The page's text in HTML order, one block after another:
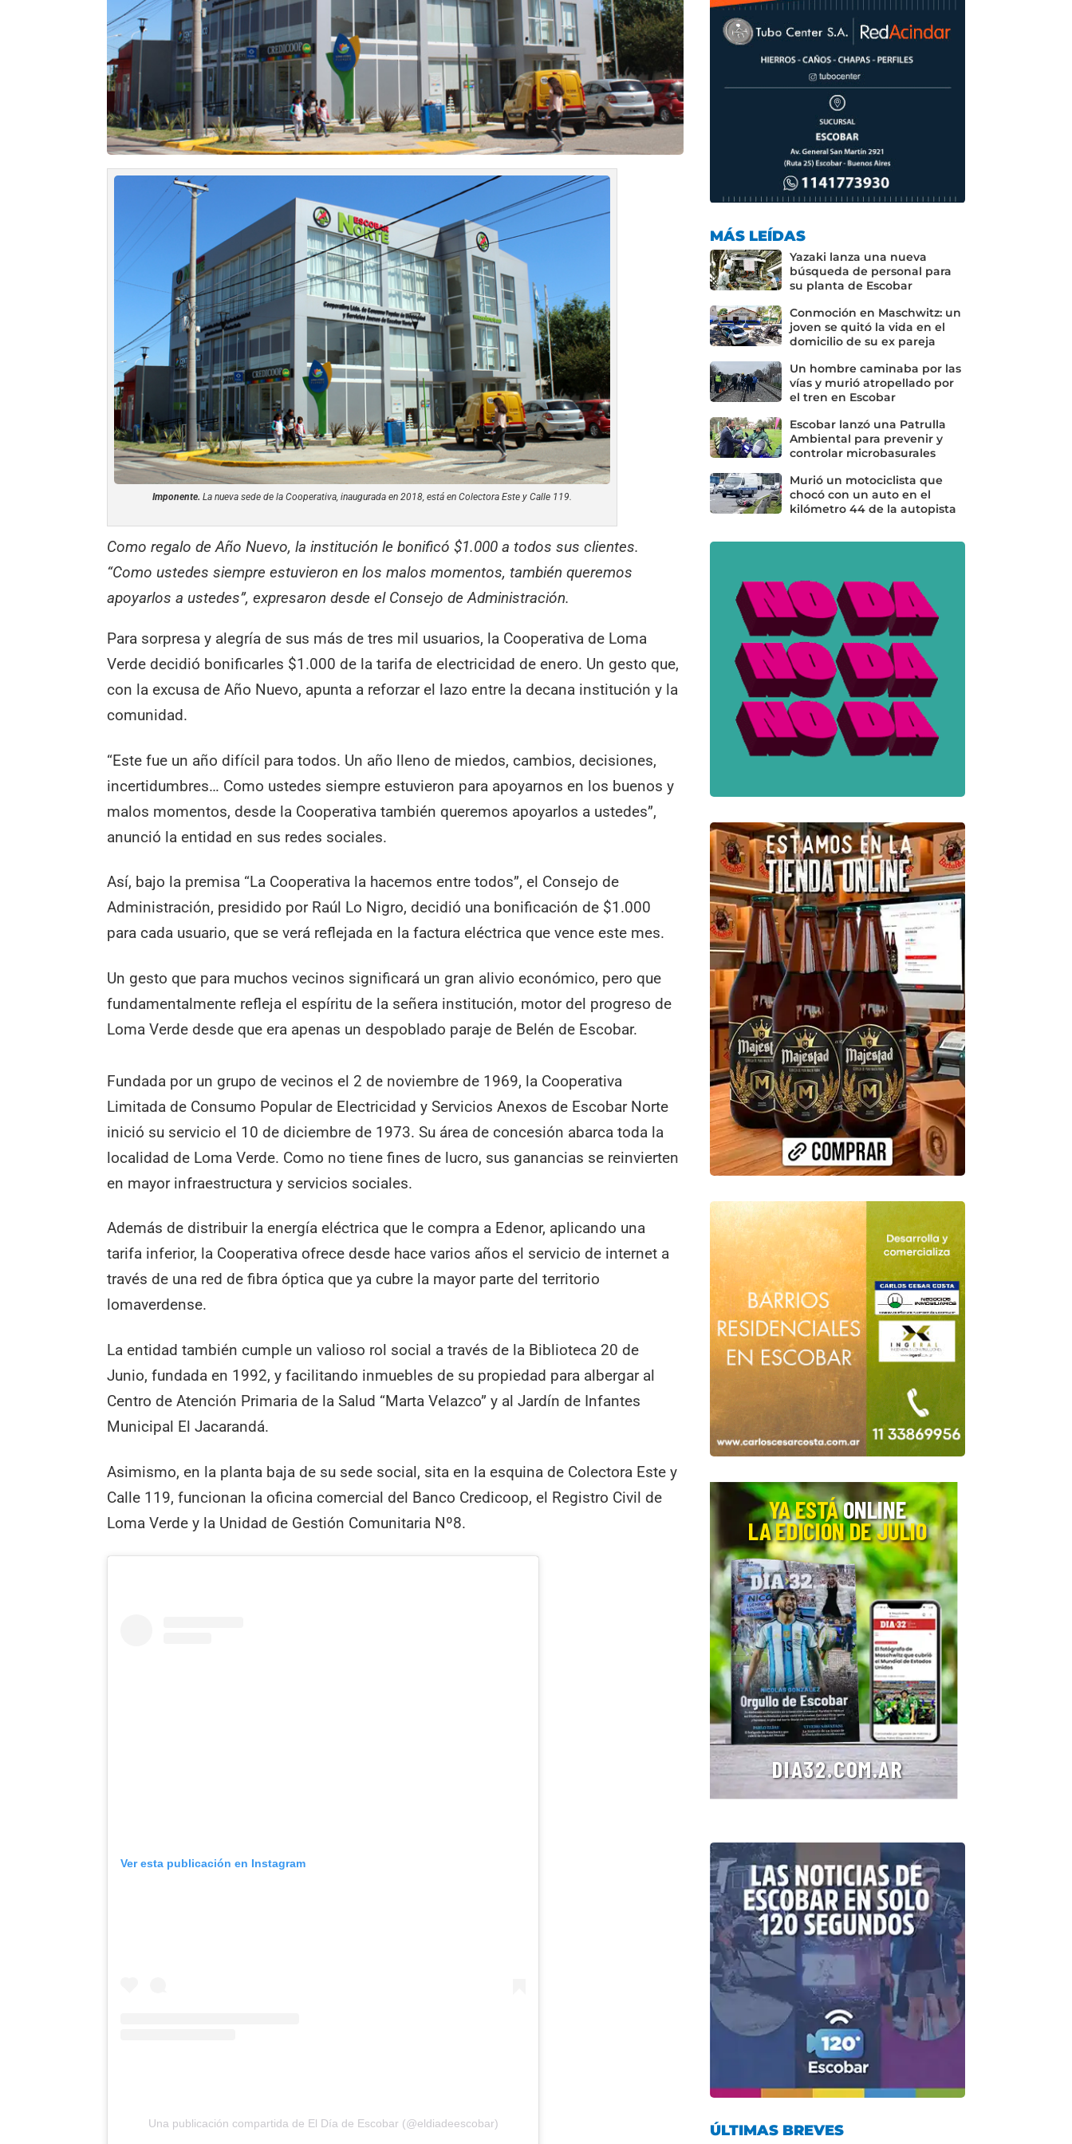
Imponente. La nueva sede de la Cooperativa, inaugurada en 2018, está en Colectora Este y Calle 119.
Como regalo de Año Nuevo, la institución le bonificó $1.000 a todos sus clientes.
“Como ustedes siempre estuvieron en los malos momentos, también queremos
apoyarlos a ustedes”, expresaron desde el Consejo de Administración.
Para sorpresa y alegría de sus más de tres mil usuarios, la Cooperativa de Loma
Verde decidió bonificarles $1.000 de la tarifa de electricidad de enero. Un gesto que,
con la excusa de Año Nuevo, apunta a reforzar el lazo entre la decana institución y la
comunidad.
“Este fue un año difícil para todos. Un año lleno de miedos, cambios, decisiones,
incertidumbres… Como ustedes siempre estuvieron para apoyarnos en los buenos y
malos momentos, desde la Cooperativa también queremos apoyarlos a ustedes”,
anunció la entidad en sus redes sociales.
Así, bajo la premisa “La Cooperativa la hacemos entre todos”, el Consejo de
Administración, presidido por Raúl Lo Nigro, decidió una bonificación de $1.000
para cada usuario, que se verá reflejada en la factura eléctrica que vence este mes.
Un gesto que para muchos vecinos significará un gran alivio económico, pero que
fundamentalmente refleja el espíritu de la señera institución, motor del progreso de
Loma Verde desde que era apenas un despoblado paraje de Belén de Escobar.
Fundada por un grupo de vecinos el 2 de noviembre de 1969, la Cooperativa
Limitada de Consumo Popular de Electricidad y Servicios Anexos de Escobar Norte
inició su servicio el 10 de diciembre de 1973. Su área de concesión abarca toda la
localidad de Loma Verde. Como no tiene fines de lucro, sus ganancias se reinvierten
en mayor infraestructura y servicios sociales.
Además de distribuir la energía eléctrica que le compra a Edenor, aplicando una
tarifa inferior, la Cooperativa ofrece desde hace varios años el servicio de internet a
través de una red de fibra óptica que ya cubre la mayor parte del territorio
lomaverdense.
La entidad también cumple un valioso rol social a través de la Biblioteca 20 de
Junio, fundada en 1992, y facilitando inmuebles de su propiedad para albergar al
Centro de Atención Primaria de la Salud “Marta Velazco” y al Jardín de Infantes
Municipal El Jacarandá.
Asimismo, en la planta baja de su sede social, sita en la esquina de Colectora Este y
Calle 119, funcionan la oficina comercial del Banco Credicoop, el Registro Civil de
Loma Verde y la Unidad de Gestión Comunitaria Nº8.
Ver esta publicación en Instagram
Una publicación compartida de El Día de Escobar (@eldiadeescobar)
MÁS LEÍDAS
Yazaki lanza una nueva
búsqueda de personal para
su planta de Escobar
Conmoción en Maschwitz: un
joven se quitó la vida en el
domicilio de su ex pareja
Un hombre caminaba por las
vías y murió atropellado por
el tren en Escobar
Escobar lanzó una Patrulla
Ambiental para prevenir y
controlar microbasurales
Murió un motociclista que
chocó con un auto en el
kilómetro 44 de la autopista
ÚLTIMAS BREVES